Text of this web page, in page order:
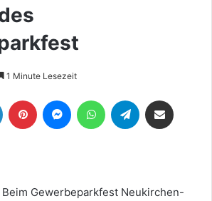
1 Minute Lesezeit
LinkedIn Pinterest MessengerWhatsAppTelegram
Beim Gewerbeparkfest Neukirchen-